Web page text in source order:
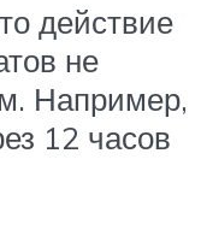
действие
не
Например,
12 часов